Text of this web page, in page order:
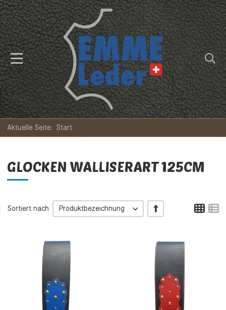
Aktuelle Seite: Start
GLOCKEN WALLISERART 125CM
Sortiert nach Produktbezeichnung +/-
Zur Wunschliste hinzufügen